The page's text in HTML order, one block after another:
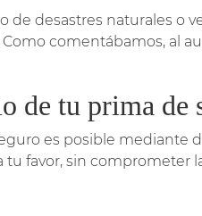
de desastres naturales o
comentábamos, al
de tu prima de
es posible mediante
tu favor, sin comprometer